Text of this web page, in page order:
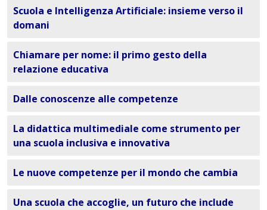
Scuola e Intelligenza Artificiale: insieme verso il
domani
Chiamare per nome: il primo gesto della
relazione educativa
Dalle conoscenze alle competenze
La didattica multimediale come strumento per
una scuola inclusiva e innovativa
Le nuove competenze per il mondo che cambia
Una scuola che accoglie, un futuro che include